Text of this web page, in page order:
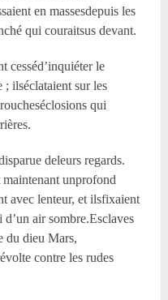
en massesdepuis les
qui couraitsus devant.
cesséd’inquiéter le
ilséclataient sur les
qui
deleurs regards.
unprofond
avec lenteur, et ilsfixaient
air sombre.Esclaves
du dieu Mars,
contre les rudes